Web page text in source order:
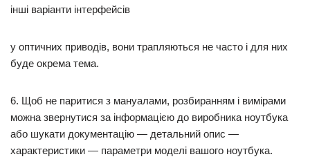
інші варіанти інтерфейсів
у оптичних приводів, вони трапляються не часто і для них
буде окрема тема.
6. Щоб не паритися з мануалами, розбиранням і вимірами
можна звернутися за інформацією до виробника ноутбука
або шукати документацію — детальний опис —
характеристики — параметри моделі вашого ноутбука.